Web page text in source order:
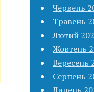
Червень
Травень
Лютий
Жовтень
Вересень
Серпень